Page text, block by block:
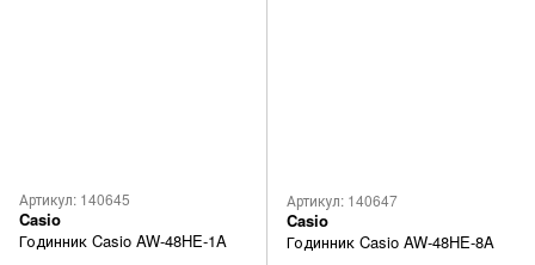
Артикул: 140645
Casio
Годинник Casio AW-48HE-1A
Артикул: 140647
Casio
Годинник Casio AW-48HE-8A